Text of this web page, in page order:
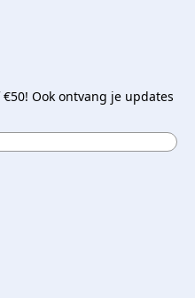
Ook ontvang je updates